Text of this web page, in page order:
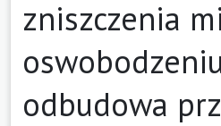
zniszczenia
odbudowa